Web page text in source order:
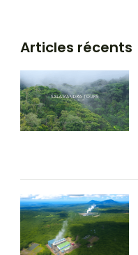
Articles récents